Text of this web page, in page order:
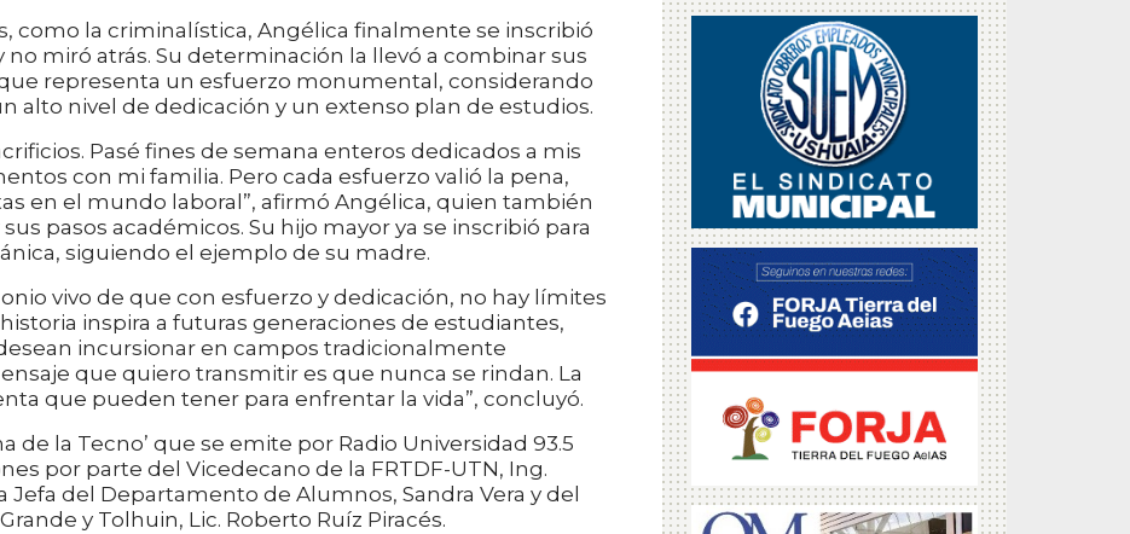
como la criminalística, Angélica finalmente se inscribió
no miró atrás. Su determinación la llevó a combinar sus
representa un esfuerzo monumental, considerando
alto nivel de dedicación y un extenso plan de estudios.
Pasé fines de semana enteros dedicados a mis
con mi familia. Pero cada esfuerzo valió la pena,
en el mundo laboral”, afirmó Angélica, quien también
pasos académicos. Su hijo mayor ya se inscribió para
siguiendo el ejemplo de su madre.
vivo de que con esfuerzo y dedicación, no hay límites
inspira a futuras generaciones de estudiantes,
incursionar en campos tradicionalmente
que quiero transmitir es que nunca se rindan. La
que pueden tener para enfrentar la vida”, concluyó.
de la Tecno’ que se emite por Radio Universidad 93.5
por parte del Vicedecano de la FRTDF-UTN, Ing.
Jefa del Departamento de Alumnos, Sandra Vera y del
y Tolhuin, Lic. Roberto Ruíz Piracés.